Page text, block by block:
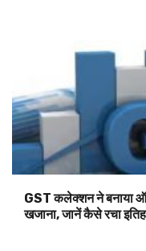
GST कलेक्शन ने बनाया
खजाना, जानें कैसे रचा